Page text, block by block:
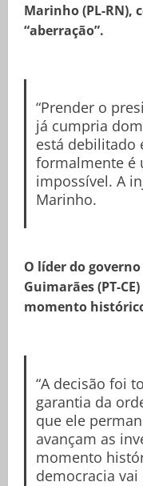
Marinho (PL-RN),
“aberração”.
“Prender o
já cumpria
está debilitado
formalmente é
impossível. A
Marinho.
O líder do
Guimarães (PT-
momento
“A decisão foi
garantia da
que ele
avançam as
momento
democracia vai